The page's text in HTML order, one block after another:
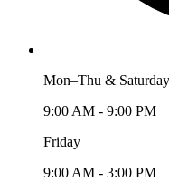
Mon–Thu & Saturday
9:00 AM - 9:00 PM
Friday
9:00 AM - 3:00 PM